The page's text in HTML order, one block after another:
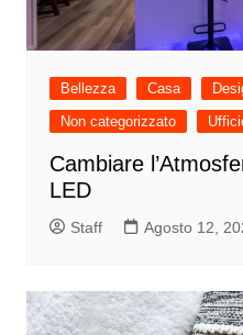
Bellezza Casa
Non categorizzato
Cambiare
LED
Staff Agosto 12,